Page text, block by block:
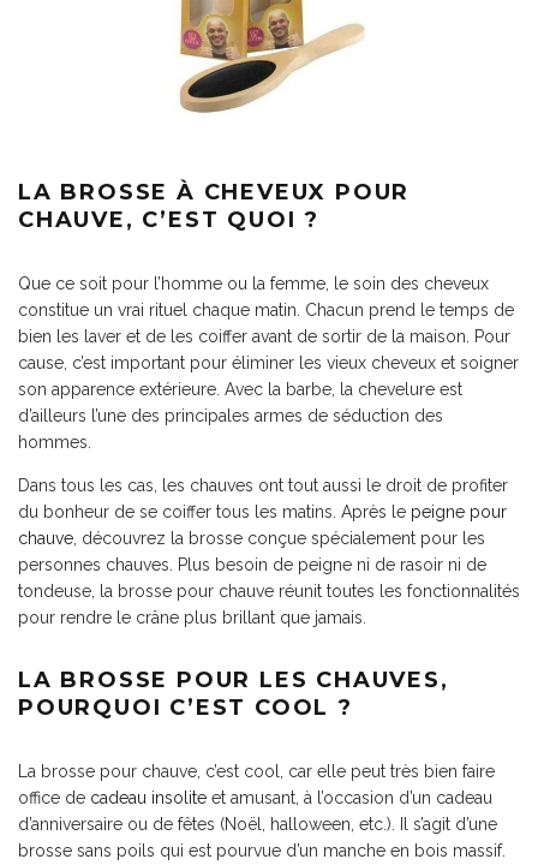
LA BROSSE À CHEVEUX POUR
CHAUVE, C’EST QUOI ?
Que ce soit pour l’homme ou la femme, le soin des cheveux
constitue un vrai rituel chaque matin. Chacun prend le temps de
bien les laver et de les coiffer avant de sortir de la maison. Pour
cause, c’est important pour éliminer les vieux cheveux et soigner
son apparence extérieure. Avec la barbe, la chevelure est
d’ailleurs l’une des principales armes de séduction des
hommes.
Dans tous les cas, les chauves ont tout aussi le droit de profiter
du bonheur de se coiffer tous les matins. Après le peigne pour
chauve , découvrez la brosse conçue spécialement pour les
personnes chauves. Plus besoin de peigne ni de rasoir ni de
tondeuse, la brosse pour chauve réunit toutes les fonctionnalités
pour rendre le crâne plus brillant que jamais.
LA BROSSE POUR LES CHAUVES,
POURQUOI C’EST COOL ?
La brosse pour chauve, c’est cool, car elle peut très bien faire
office de cadeau insolite et amusant, à l’occasion d’un cadeau
d’anniversaire ou de fêtes (Noël, halloween, etc.). Il s’agit d’une
brosse sans poils qui est pourvue d’un manche en bois massif.